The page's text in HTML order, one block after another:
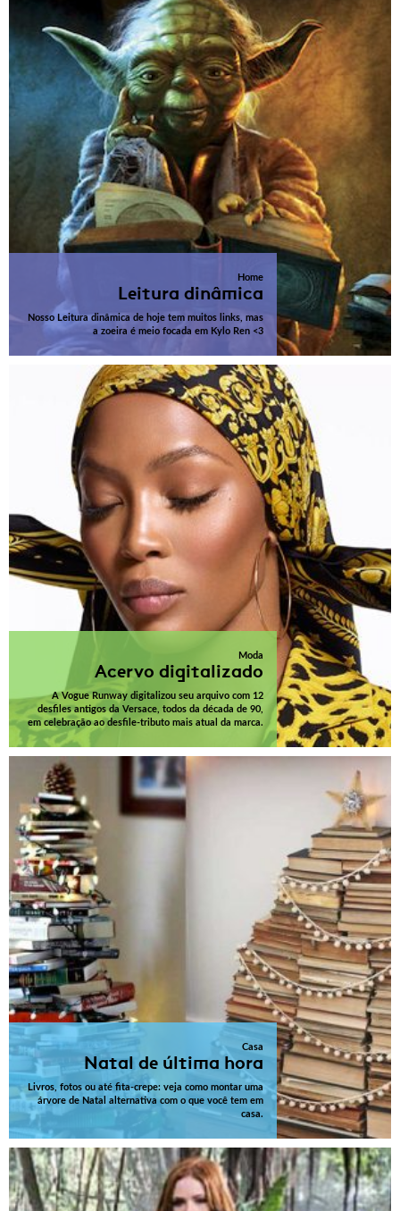
Home
Leitura dinâmica
Nosso Leitura dinâmica de hoje tem muitos links, mas
a zoeira é meio focada em Kylo Ren <3
Moda
Acervo digitalizado
A Vogue Runway digitalizou seu arquivo com 12
desfiles antigos da Versace, todos da década de 90,
em celebração ao desfile-tributo mais atual da marca.
Casa
Natal de última hora
Livros, fotos ou até fita-crepe: veja como montar uma
árvore de Natal alternativa com o que você tem em
casa.